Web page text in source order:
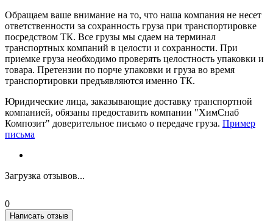
Обращаем ваше внимание на то, что наша компания не несет
ответственности за сохранность груза при транспортировке
посредством ТК. Все грузы мы сдаем на терминал
транспортных компаний в целости и сохранности. При
приемке груза необходимо проверять целостность упаковки и
товара. Претензии по порче упаковки и груза во время
транспортировки предъявляются именно ТК.
Юридические лица, заказывающие доставку транспортной
компанией, обязаны предоставить компании "ХимСнаб
Композит" доверительное письмо о передаче груза. Пример
письма
Загрузка отзывов...
0
Написать отзыв